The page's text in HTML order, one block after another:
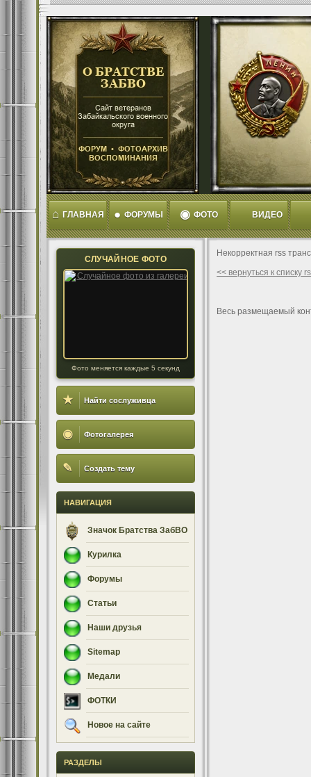
⌂ ГЛАВНАЯ ● ФОРУМЫ ◉ ФОТО ВИДЕО
СЛУЧАЙНОЕ ФОТО
Фото меняется каждые 5 секунд
★ Найти сослуживца
◉ Фотогалерея
✎ Создать тему
НАВИГАЦИЯ
Значок Братства ЗабВО
Курилка
Форумы
Статьи
Наши друзья
Sitemap
Медали
ФОТКИ
Новое на сайте
РАЗДЕЛЫ
Некорректная rss
<< вернуться к списку
Весь размещаемый